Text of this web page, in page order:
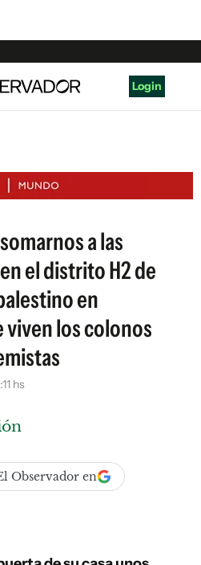
Login
a las
el distrito H2 de
en
los colonos
hs
Observador en